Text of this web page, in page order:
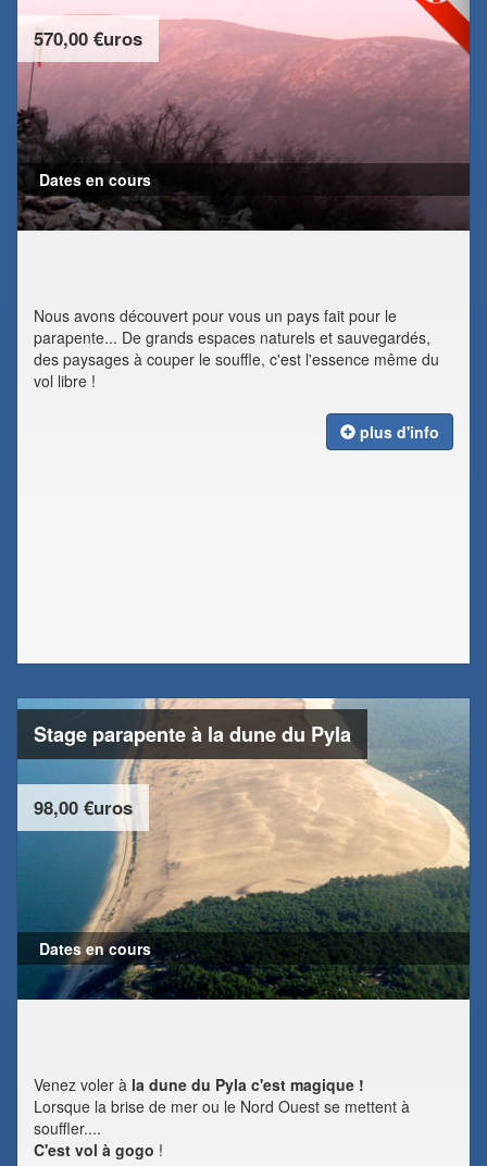
570,00 €uros
Dates en cours
Nous avons découvert pour vous un pays fait pour le
parapente... De grands espaces naturels et sauvegardés,
des paysages à couper le souffle, c'est l'essence même du
vol libre !
plus d'info
Stage parapente à la dune du Pyla
98,00 €uros
Dates en cours
Venez voler à la dune du Pyla c'est magique !
Lorsque la brise de mer ou le Nord Ouest se mettent à
souffler....
C'est vol à gogo !